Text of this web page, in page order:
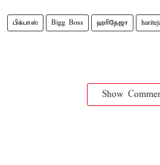
பிக்பாஸ் Bigg Boss ஹரிதேஜா
Show